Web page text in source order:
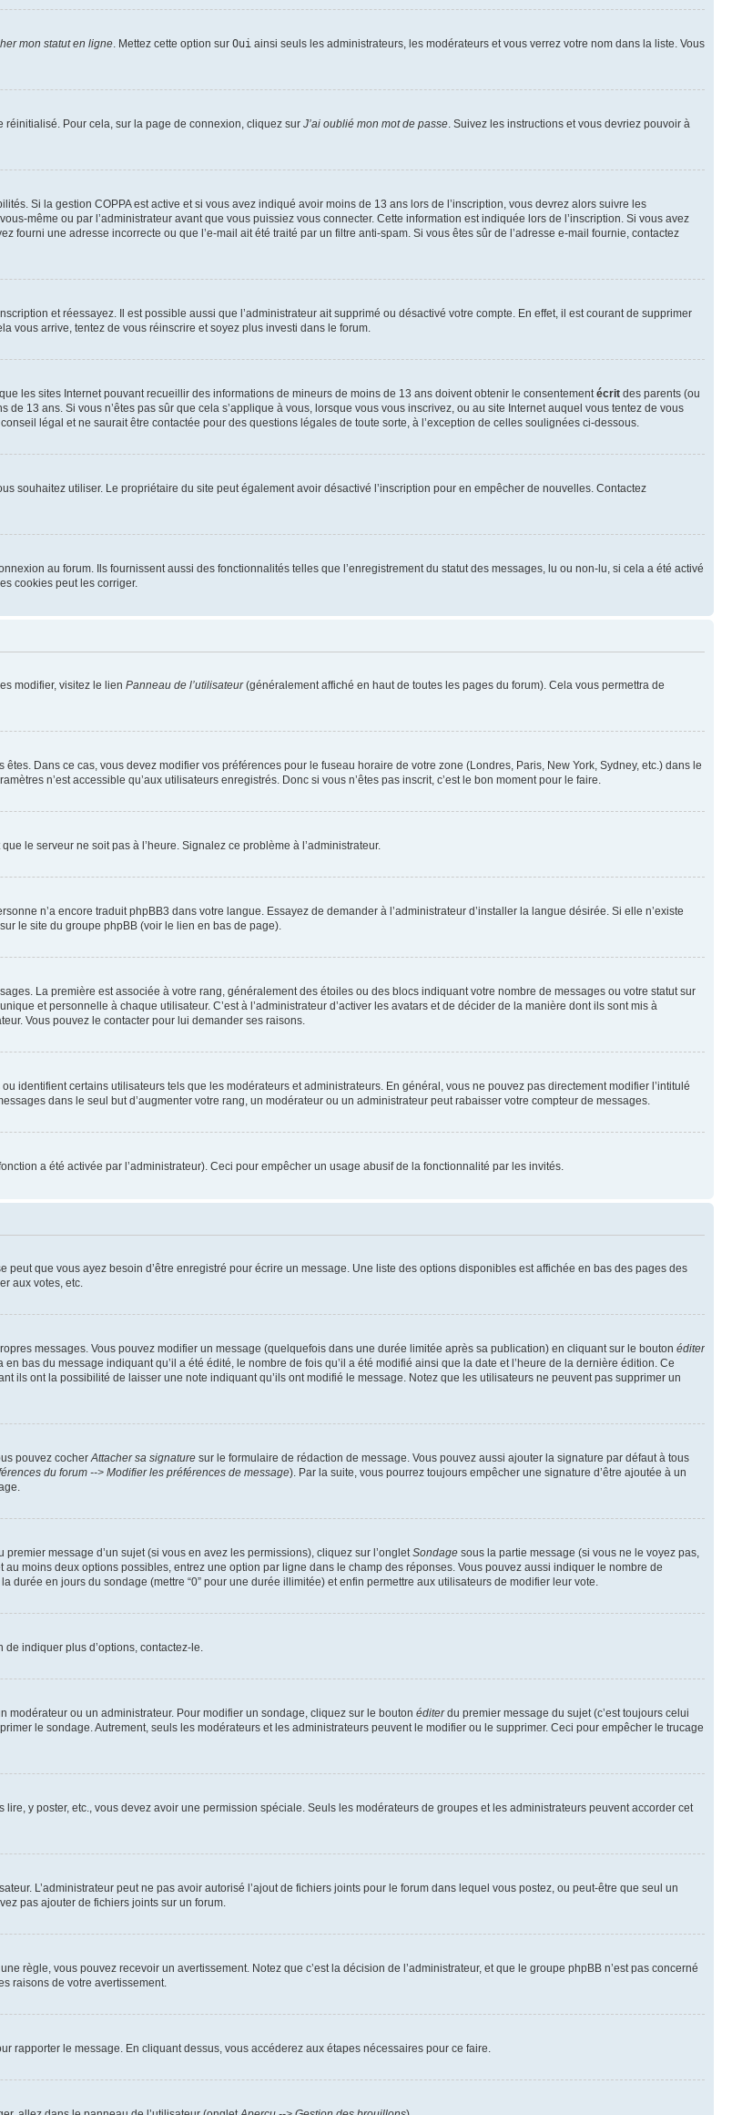
mon statut en ligne . Mettez cette option sur Oui ainsi seuls les administrateurs, les modérateurs et vous verrez votre nom dans la liste. Vous
Pour cela, sur la page de connexion, cliquez sur J’ai oublié mon mot de passe . Suivez les instructions et vous devriez pouvoir à
Si la gestion COPPA est active et si vous avez indiqué avoir moins de 13 ans lors de l’inscription, vous devrez alors suivre les
même ou par l’administrateur avant que vous puissiez vous connecter. Cette information est indiquée lors de l’inscription. Si vous avez
fourni une adresse incorrecte ou que l’e-mail ait été traité par un filtre anti-spam. Si vous êtes sûr de l’adresse e-mail fournie, contactez
et réessayez. Il est possible aussi que l’administrateur ait supprimé ou désactivé votre compte. En effet, il est courant de supprimer
vous arrive, tentez de vous réinscrire et soyez plus investi dans le forum.
les sites Internet pouvant recueillir des informations de mineurs de moins de 13 ans doivent obtenir le consentement écrit des parents (ou
13 ans. Si vous n’êtes pas sûr que cela s’applique à vous, lorsque vous vous inscrivez, ou au site Internet auquel vous tentez de vous
légal et ne saurait être contactée pour des questions légales de toute sorte, à l’exception de celles soulignées ci-dessous.
souhaitez utiliser. Le propriétaire du site peut également avoir désactivé l’inscription pour en empêcher de nouvelles. Contactez
au forum. Ils fournissent aussi des fonctionnalités telles que l’enregistrement du statut des messages, lu ou non-lu, si cela a été activé
cookies peut les corriger.
modifier, visitez le lien Panneau de l’utilisateur(généralement affiché en haut de toutes les pages du forum). Cela vous permettra de
Dans ce cas, vous devez modifier vos préférences pour le fuseau horaire de votre zone (Londres, Paris, New York, Sydney, etc.) dans le
n’est accessible qu’aux utilisateurs enregistrés. Donc si vous n’êtes pas inscrit, c’est le bon moment pour le faire.
le serveur ne soit pas à l’heure. Signalez ce problème à l’administrateur.
n’a encore traduit phpBB3 dans votre langue. Essayez de demander à l’administrateur d’installer la langue désirée. Si elle n’existe
le site du groupe phpBB (voir le lien en bas de page).
La première est associée à votre rang, généralement des étoiles ou des blocs indiquant votre nombre de messages ou votre statut sur
et personnelle à chaque utilisateur. C’est à l’administrateur d’activer les avatars et de décider de la manière dont ils sont mis à
Vous pouvez le contacter pour lui demander ses raisons.
identifient certains utilisateurs tels que les modérateurs et administrateurs. En général, vous ne pouvez pas directement modifier l’intitulé
dans le seul but d’augmenter votre rang, un modérateur ou un administrateur peut rabaisser votre compteur de messages.
a été activée par l’administrateur). Ceci pour empêcher un usage abusif de la fonctionnalité par les invités.
que vous ayez besoin d’être enregistré pour écrire un message. Une liste des options disponibles est affichée en bas des pages des
aux votes, etc.
messages. Vous pouvez modifier un message (quelquefois dans une durée limitée après sa publication) en cliquant sur le bouton éditer
bas du message indiquant qu’il a été édité, le nombre de fois qu’il a été modifié ainsi que la date et l’heure de la dernière édition. Ce
ils ont la possibilité de laisser une note indiquant qu’ils ont modifié le message. Notez que les utilisateurs ne peuvent pas supprimer un
pouvez cocher Attacher sa signature sur le formulaire de rédaction de message. Vous pouvez aussi ajouter la signature par défaut à tous
du forum --> Modifier les préférences de message). Par la suite, vous pourrez toujours empêcher une signature d’être ajoutée à un
message d’un sujet (si vous en avez les permissions), cliquez sur l’onglet Sondage sous la partie message (si vous ne le voyez pas,
moins deux options possibles, entrez une option par ligne dans le champ des réponses. Vous pouvez aussi indiquer le nombre de
durée en jours du sondage (mettre “0” pour une durée illimitée) et enfin permettre aux utilisateurs de modifier leur vote.
indiquer plus d’options, contactez-le.
ou un administrateur. Pour modifier un sondage, cliquez sur le bouton éditerdu premier message du sujet (c’est toujours celui
le sondage. Autrement, seuls les modérateurs et les administrateurs peuvent le modifier ou le supprimer. Ceci pour empêcher le trucage
y poster, etc., vous devez avoir une permission spéciale. Seuls les modérateurs de groupes et les administrateurs peuvent accorder cet
L’administrateur peut ne pas avoir autorisé l’ajout de fichiers joints pour le forum dans lequel vous postez, ou peut-être que seul un
pas ajouter de fichiers joints sur un forum.
règle, vous pouvez recevoir un avertissement. Notez que c’est la décision de l’administrateur, et que le groupe phpBB n’est pas concerné
raisons de votre avertissement.
rapporter le message. En cliquant dessus, vous accéderez aux étapes nécessaires pour ce faire.